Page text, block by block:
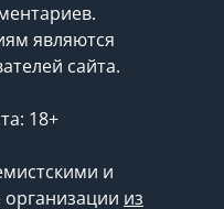
являются
сайта.
18+
и
из